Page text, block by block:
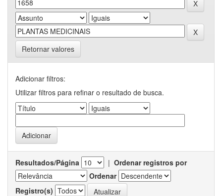
Retornar valores
Adicionar filtros:
Utilizar filtros para refinar o resultado de busca.
Resultados/Página | Ordenar registros por
Ordenar
Registro(s)